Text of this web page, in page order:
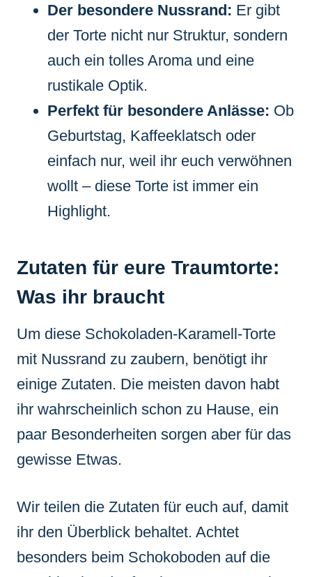
Der besondere Nussrand: Er gibt
der Torte nicht nur Struktur, sondern
auch ein tolles Aroma und eine
rustikale Optik.
Perfekt für besondere Anlässe: Ob
Geburtstag, Kaffeeklatsch oder
einfach nur, weil ihr euch verwöhnen
wollt – diese Torte ist immer ein
Highlight.
Zutaten für eure Traumtorte:
Was ihr braucht
Um diese Schokoladen-Karamell-Torte
mit Nussrand zu zaubern, benötigt ihr
einige Zutaten. Die meisten davon habt
ihr wahrscheinlich schon zu Hause, ein
paar Besonderheiten sorgen aber für das
gewisse Etwas.
Wir teilen die Zutaten für euch auf, damit
ihr den Überblick behaltet. Achtet
besonders beim Schokoboden auf die